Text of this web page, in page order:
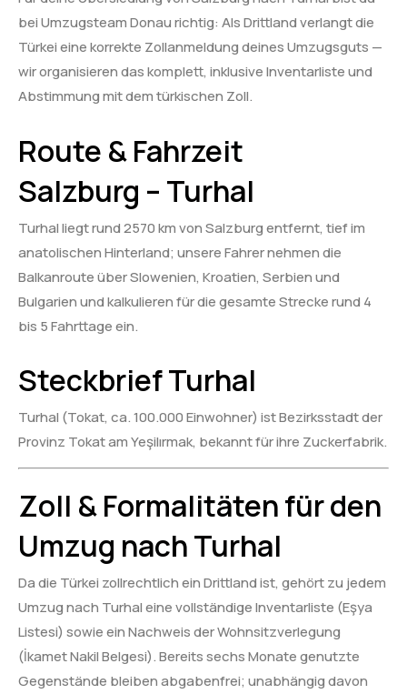
bei Umzugsteam Donau richtig: Als Drittland verlangt die
Türkei eine korrekte Zollanmeldung deines Umzugsguts —
wir organisieren das komplett, inklusive Inventarliste und
Abstimmung mit dem türkischen Zoll.
Route & Fahrzeit
Salzburg – Turhal
Turhal liegt rund 2570 km von Salzburg entfernt, tief im
anatolischen Hinterland; unsere Fahrer nehmen die
Balkanroute über Slowenien, Kroatien, Serbien und
Bulgarien und kalkulieren für die gesamte Strecke rund 4
bis 5 Fahrttage ein.
Steckbrief Turhal
Turhal (Tokat, ca. 100.000 Einwohner) ist Bezirksstadt der
Provinz Tokat am Yeşilırmak, bekannt für ihre Zuckerfabrik.
Zoll & Formalitäten für den
Umzug nach Turhal
Da die Türkei zollrechtlich ein Drittland ist, gehört zu jedem
Umzug nach Turhal eine vollständige Inventarliste (Eşya
Listesi) sowie ein Nachweis der Wohnsitzverlegung
(İkamet Nakil Belgesi). Bereits sechs Monate genutzte
Gegenstände bleiben abgabenfrei; unabhängig davon